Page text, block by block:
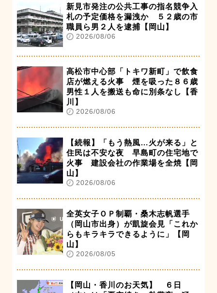
新見市発注の公共工事の指名競争入
札の予定価格を漏洩か ５２歳の市
職員ら男２人を逮捕【岡山】
2026/08/06
高松市中心部「トキワ新町」で飲食
店が燃える火事 煙を吸った８６歳
男性１人を搬送も命に別条なし【香
川】
2026/08/06
【続報】「もう熱風…火が来る」と
住民は不安な夜 早島町の住宅地で
火事 建設会社の作業場を全焼【岡
山】
2026/08/06
全英女子ＯＰ制覇・桑木志帆選手
（岡山市出身）が凱旋会見「これか
らもキラキラできるように」【岡
山】
2026/08/05
【岡山・香川のお天気】 ６日